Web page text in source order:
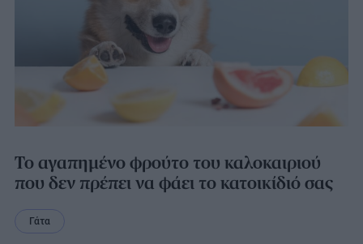
Το αγαπημένο φρούτο του καλοκαιριού
που δεν πρέπει να φάει το κατοικίδιό σας
Γάτα